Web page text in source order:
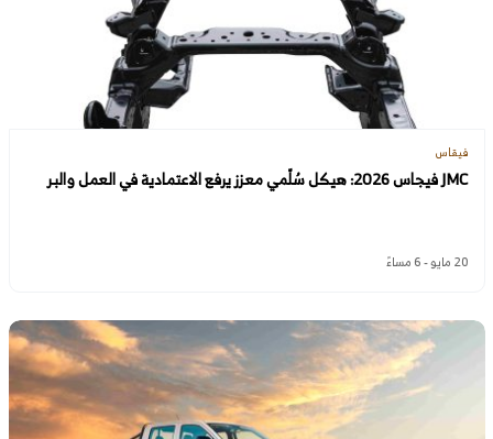
فيقاس
JMC فيجاس 2026: هيكل سُلّمي معزز يرفع الاعتمادية في العمل والبر
20 مايو - 6 مساءً